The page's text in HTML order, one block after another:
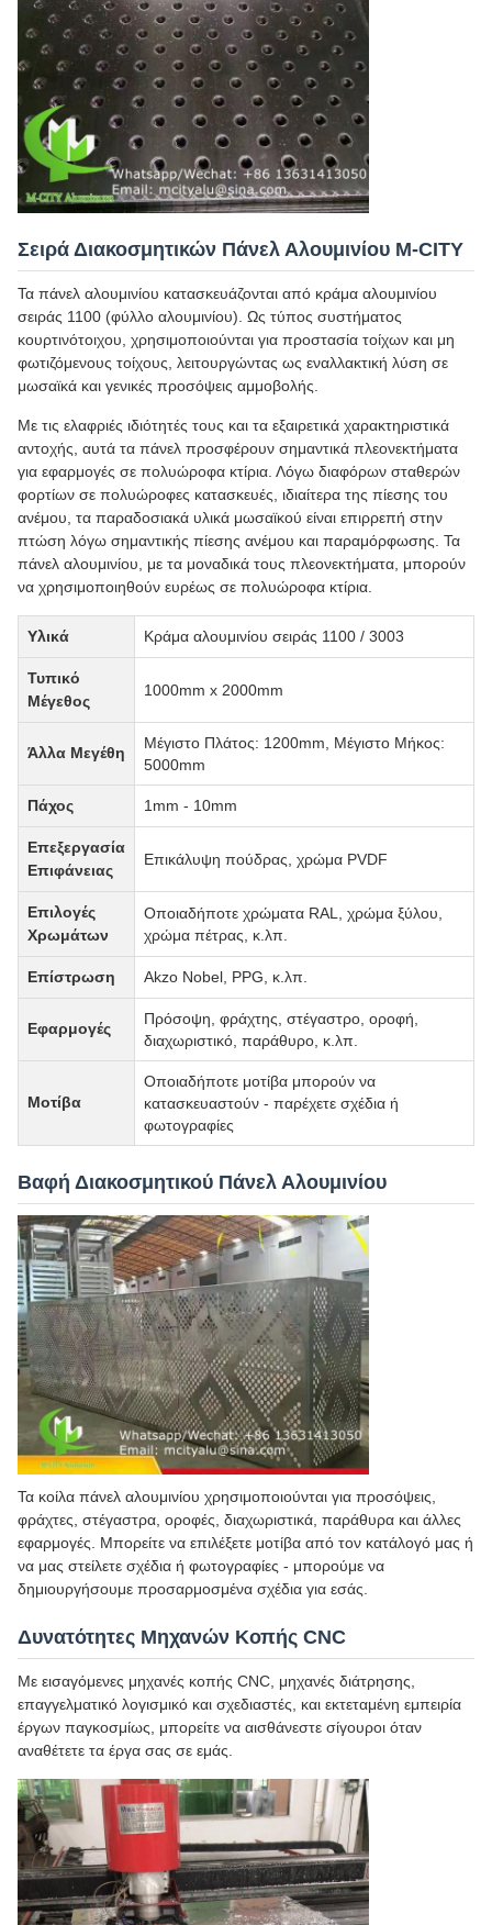
Σειρά Διακοσμητικών Πάνελ Αλουμινίου M-CITY
Τα πάνελ αλουμινίου κατασκευάζονται από κράμα αλουμινίου
σειράς 1100 (φύλλο αλουμινίου). Ως τύπος συστήματος
κουρτινότοιχου, χρησιμοποιούνται για προστασία τοίχων και μη
φωτιζόμενους τοίχους, λειτουργώντας ως εναλλακτική λύση σε
μωσαϊκά και γενικές προσόψεις αμμοβολής.
Με τις ελαφριές ιδιότητές τους και τα εξαιρετικά χαρακτηριστικά
αντοχής, αυτά τα πάνελ προσφέρουν σημαντικά πλεονεκτήματα
για εφαρμογές σε πολυώροφα κτίρια. Λόγω διαφόρων σταθερών
φορτίων σε πολυώροφες κατασκευές, ιδιαίτερα της πίεσης του
ανέμου, τα παραδοσιακά υλικά μωσαϊκού είναι επιρρεπή στην
πτώση λόγω σημαντικής πίεσης ανέμου και παραμόρφωσης. Τα
πάνελ αλουμινίου, με τα μοναδικά τους πλεονεκτήματα, μπορούν
να χρησιμοποιηθούν ευρέως σε πολυώροφα κτίρια.
Υλικά Κράμα αλουμινίου σειράς 1100 / 3003
Τυπικό
Μέγεθος
1000mm x 2000mm
Άλλα Μεγέθη
Μέγιστο Πλάτος: 1200mm, Μέγιστο Μήκος:
5000mm
Πάχος 1mm - 10mm
Επεξεργασία
Επιφάνειας
Επικάλυψη πούδρας, χρώμα PVDF
Επιλογές
Χρωμάτων
Οποιαδήποτε χρώματα RAL, χρώμα ξύλου,
χρώμα πέτρας, κ.λπ.
Επίστρωση Akzo Nobel, PPG, κ.λπ.
Εφαρμογές
Πρόσοψη, φράχτης, στέγαστρο, οροφή,
διαχωριστικό, παράθυρο, κ.λπ.
Μοτίβα
Οποιαδήποτε μοτίβα μπορούν να
κατασκευαστούν - παρέχετε σχέδια ή
φωτογραφίες
Βαφή Διακοσμητικού Πάνελ Αλουμινίου
Τα κοίλα πάνελ αλουμινίου χρησιμοποιούνται για προσόψεις,
φράχτες, στέγαστρα, οροφές, διαχωριστικά, παράθυρα και άλλες
εφαρμογές. Μπορείτε να επιλέξετε μοτίβα από τον κατάλογό μας ή
να μας στείλετε σχέδια ή φωτογραφίες - μπορούμε να
δημιουργήσουμε προσαρμοσμένα σχέδια για εσάς.
Δυνατότητες Μηχανών Κοπής CNC
Με εισαγόμενες μηχανές κοπής CNC, μηχανές διάτρησης,
επαγγελματικό λογισμικό και σχεδιαστές, και εκτεταμένη εμπειρία
έργων παγκοσμίως, μπορείτε να αισθάνεστε σίγουροι όταν
αναθέτετε τα έργα σας σε εμάς.